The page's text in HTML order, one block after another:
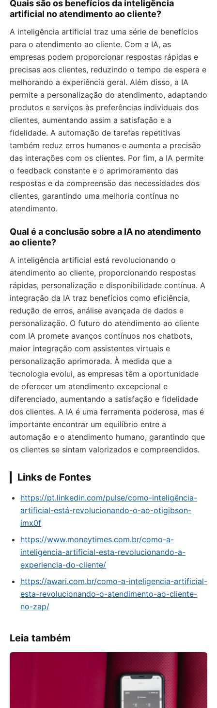
Quais são os benefícios da inteligência
artificial no atendimento ao cliente?
A inteligência artificial traz uma série de benefícios
para o atendimento ao cliente. Com a IA, as
empresas podem proporcionar respostas rápidas e
precisas aos clientes, reduzindo o tempo de espera e
melhorando a experiência geral. Além disso, a IA
permite a personalização do atendimento, adaptando
produtos e serviços às preferências individuais dos
clientes, aumentando assim a satisfação e a
fidelidade. A automação de tarefas repetitivas
também reduz erros humanos e aumenta a precisão
das interações com os clientes. Por fim, a IA permite
o feedback constante e o aprimoramento das
respostas e da compreensão das necessidades dos
clientes, garantindo uma melhoria contínua no
atendimento.
Qual é a conclusão sobre a IA no atendimento
ao cliente?
A inteligência artificial está revolucionando o
atendimento ao cliente, proporcionando respostas
rápidas, personalização e disponibilidade contínua. A
integração da IA traz benefícios como eficiência,
redução de erros, análise avançada de dados e
personalização. O futuro do atendimento ao cliente
com IA promete avanços contínuos nos chatbots,
maior integração com assistentes virtuais e
personalização aprimorada. À medida que a
tecnologia evolui, as empresas têm a oportunidade
de oferecer um atendimento excepcional e
diferenciado, aumentando a satisfação e fidelidade
dos clientes. A IA é uma ferramenta poderosa, mas é
importante encontrar um equilíbrio entre a
automação e o atendimento humano, garantindo que
os clientes se sintam valorizados e compreendidos.
Links de Fontes
https://pt.linkedin.com/pulse/como-inteligência-
artificial-está-revolucionando-o-ao-otigibson-
imx0f
https://www.moneytimes.com.br/como-a-
inteligencia-artificial-esta-revolucionando-a-
experiencia-do-cliente/
https://awari.com.br/como-a-inteligencia-artificial-
esta-revolucionando-o-atendimento-ao-cliente-
no-zap/
Leia também